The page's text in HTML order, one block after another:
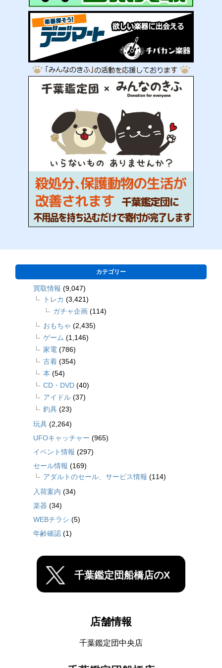
カテゴリー
買取情報 (9,047)
トレカ (3,421)
ガチャ企画 (114)
おもちゃ (2,435)
ゲーム (1,146)
家電 (786)
古着 (354)
本 (54)
CD・DVD (40)
アイドル (37)
釣具 (23)
玩具 (2,264)
UFOキャッチャー (965)
イベント情報 (297)
セール情報 (169)
アダルトのセール、サービス情報 (114)
入荷案内 (34)
楽器 (34)
WEBチラシ (5)
年齢確認 (1)
千葉鑑定団船橋店のX
店舗情報
千葉鑑定団中央店